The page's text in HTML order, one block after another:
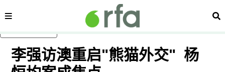
内容分类 搜
李强访澳重启"熊猫外交" 杨